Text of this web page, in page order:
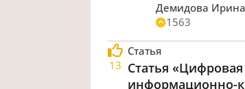
Демидова
1563
13
Статья
Статья
информационно-